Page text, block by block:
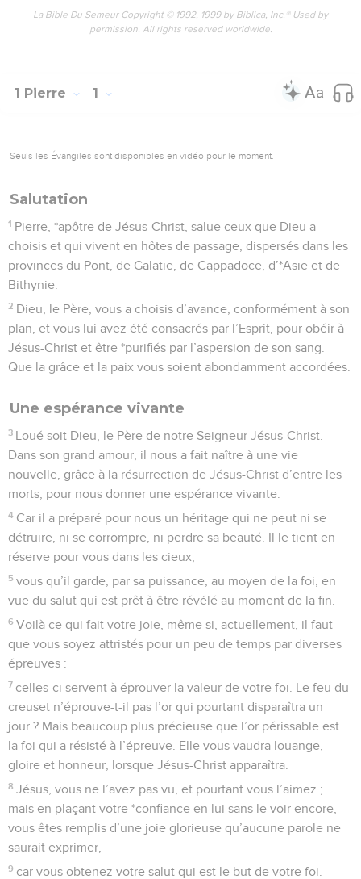
La Bible Du Semeur Copyright © 1992, 1999 by Biblica, Inc.® Used by
permission. All rights reserved worldwide.
1 Pierre 1
Seuls les Évangiles sont disponibles en vidéo pour le moment.
Salutation
1 Pierre, *apôtre de Jésus-Christ, salue ceux que Dieu a
choisis et qui vivent en hôtes de passage, dispersés dans les
provinces du Pont, de Galatie, de Cappadoce, d’*Asie et de
Bithynie.
2 Dieu, le Père, vous a choisis d’avance, conformément à son
plan, et vous lui avez été consacrés par l’Esprit, pour obéir à
Jésus-Christ et être *purifiés par l’aspersion de son sang.
Que la grâce et la paix vous soient abondamment accordées.
Une espérance vivante
3 Loué soit Dieu, le Père de notre Seigneur Jésus-Christ.
Dans son grand amour, il nous a fait naître à une vie
nouvelle, grâce à la résurrection de Jésus-Christ d’entre les
morts, pour nous donner une espérance vivante.
4 Car il a préparé pour nous un héritage qui ne peut ni se
détruire, ni se corrompre, ni perdre sa beauté. Il le tient en
réserve pour vous dans les cieux,
5 vous qu’il garde, par sa puissance, au moyen de la foi, en
vue du salut qui est prêt à être révélé au moment de la fin.
6 Voilà ce qui fait votre joie, même si, actuellement, il faut
que vous soyez attristés pour un peu de temps par diverses
épreuves :
7 celles-ci servent à éprouver la valeur de votre foi. Le feu du
creuset n’éprouve-t-il pas l’or qui pourtant disparaîtra un
jour ? Mais beaucoup plus précieuse que l’or périssable est
la foi qui a résisté à l’épreuve. Elle vous vaudra louange,
gloire et honneur, lorsque Jésus-Christ apparaîtra.
8 Jésus, vous ne l’avez pas vu, et pourtant vous l’aimez ;
mais en plaçant votre *confiance en lui sans le voir encore,
vous êtes remplis d’une joie glorieuse qu’aucune parole ne
saurait exprimer,
9 car vous obtenez votre salut qui est le but de votre foi.